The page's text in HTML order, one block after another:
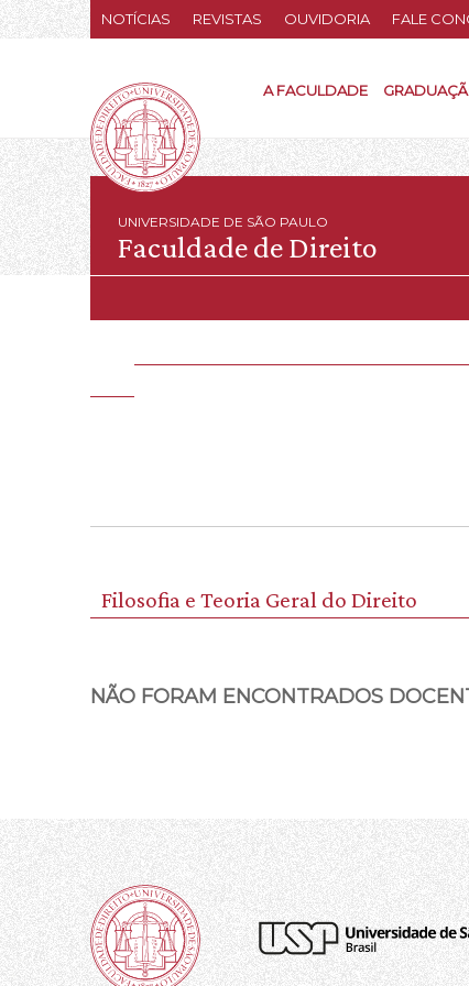
NOTÍCIAS REVISTAS OUVIDORIA FALE
A FACULDADE
UNIVERSIDADE DE SÃO PAULO
Faculdade de Direito
Filosofia e Teoria Geral do Direito
NÃO FORAM ENCONTRADOS